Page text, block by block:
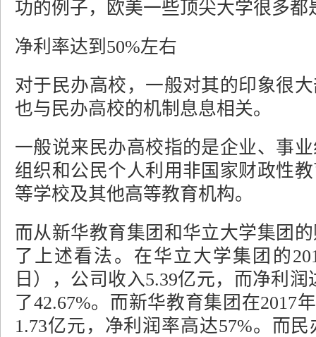
功的例子，欧美一些顶尖大学很多
净利率达到50%左右
对于民办高校，一般对其的印象很
也与民办高校的机制息息相关。
一般说来民办高校指的是企业、事
组织和公民个人利用非国家财政性
等学校及其他高等教育机构。
而从新华教育集团和华立大学集团
了上述看法。在华立大学集团的
日），公司收入5.39亿元，而净利
了42.67%。而新华教育集团在2017
1.73亿元，净利润率高达57%。而